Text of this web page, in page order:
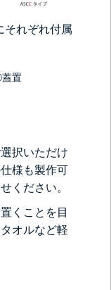
それぞれ付属
置
択いただけ
様も製作可
ください。
くことを目
オルなど軽